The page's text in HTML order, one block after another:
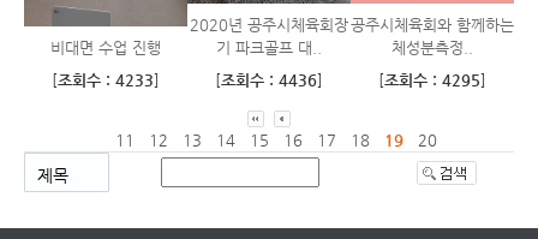
비대면 수업 진행
[조회수 : 4233]
2020년 공주시체육회장
기 파크골프 대..
[조회수 : 4436]
공주시체육회와 함께하는
체성분측정..
[조회수 : 4295]
11 12 13 14 15 16 17 18 19 20